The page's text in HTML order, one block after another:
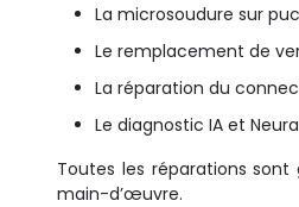
La microsoudure sur
Le remplacement de
La réparation du
Le diagnostic IA et
Toutes les réparations
main-d’œuvre.